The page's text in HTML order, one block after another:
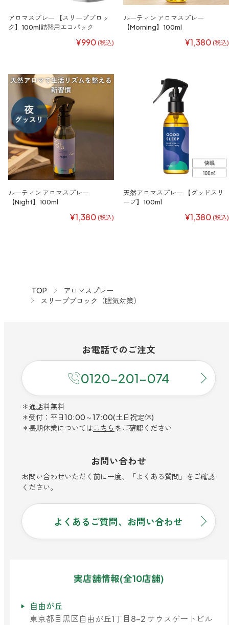
アロマスプレー 【スリープブロッ
ク】100ml詰替用エコパック
¥990 (税込)
ルーティン アロマスプレー
【Morning】100ml
¥1,380 (税込)
ルーティン アロマスプレー
【Night】100ml
¥1,380 (税込)
天然アロマスプレー 【グッドスリ
ープ】100ml
¥1,380 (税込)
TOP
アロマスプレー
スリープブロック（眠気対策）
お電話でのご注文
0120-201-074
＊通話料無料
＊受付：平日10:00～17:00(土日祝定休)
＊長期休業については こちら をご確認ください
お問い合わせ
お問い合わせいただく前に一度、「よくある質問」をご確認
ください。
よくあるご質問、お問い合わせ
実店舗情報(全10店舗)
自由が丘
東京都目黒区自由が丘1丁目8-2 サウスゲートビル